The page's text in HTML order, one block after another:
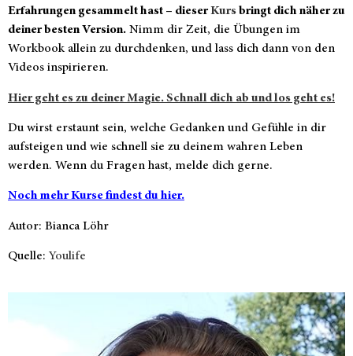
Erfahrungen gesammelt hast – dieserKursbringt dich näher zu
deiner besten Version. Nimm dir Zeit, die Übungen im
Workbook allein zu durchdenken, und lass dich dann von den
Videos inspirieren.
Hier geht es zu deiner Magie. Schnall dich ab und los geht es!
Du wirst erstaunt sein, welche Gedanken und Gefühle in dir
aufsteigen und wie schnell sie zu deinem wahren Leben
werden. Wenn du Fragen hast, melde dich gerne.
Noch mehr Kurse findest du hier.
Autor: Bianca Löhr
Quelle: Youlife